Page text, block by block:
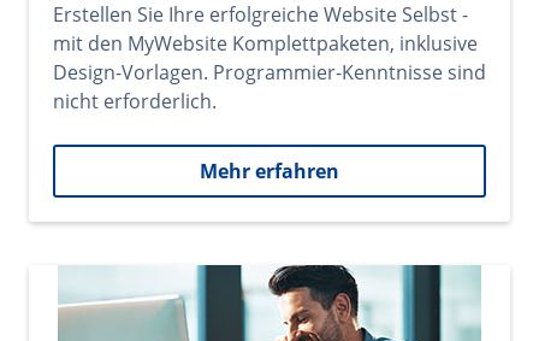
Erstellen Sie Ihre erfolgreiche Website Selbst -
mit den MyWebsite Komplettpaketen, inklusive
Design-Vorlagen. Programmier-Kenntnisse sind
nicht erforderlich.
Mehr erfahren